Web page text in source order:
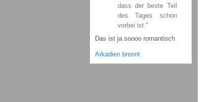
dass der beste Teil
des Tages schon
vorbei ist."
Das ist ja soooo romantisch
Arkadien brennt